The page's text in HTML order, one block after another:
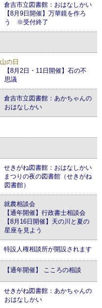
倉吉市立図書館：おはなしかい
【8月9日開催】万華鏡を作ろ
う ※受付終了
山の日
【8月2日・11日開催】石の不
思議
倉吉市立図書館：あかちゃんの
おはなしかい
せきがね図書館：おはなしかい
まつりの夜の図書館（せきがね
図書館）
就農相談会
【通年開催】行政書士相談会
【8月16日開催】天の川と夏の
星座を見よう
特設人権相談所が開設されます
【通年開催】 こころの相談
せきがね図書館：あかちゃんの
おはなしかい